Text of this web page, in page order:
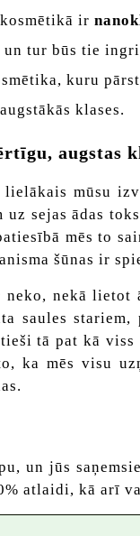
ir
tur būs tie
kuru
klases.
augstas
mūsu
uz sejas ādas
mēs to
šūnas ir
nekā
saules
tā pat kā viss
ka mēs visu
un jūs
atlaidi, kā arī